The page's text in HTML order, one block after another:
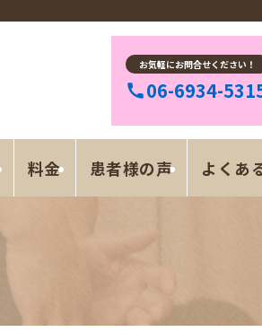
料金 患者様の声 よくあ
お気軽にお問合せください！
06-6934-